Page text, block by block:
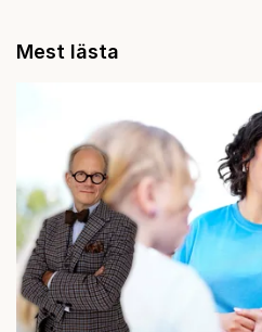
Mest lästa